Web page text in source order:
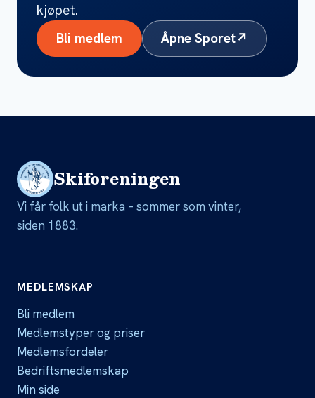
kjøpet.
Bli medlem
Åpne Sporet↗
Skiforeningen
Vi får folk ut i marka – sommer som vinter,
siden 1883.
MEDLEMSKAP
Bli medlem
Medlemstyper og priser
Medlemsfordeler
Bedriftsmedlemskap
Min side